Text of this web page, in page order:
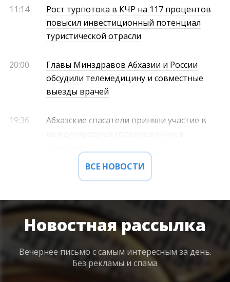
11:14
Рост турпотока в КЧР на 117 процентов
повысил инвестиционный потенциал
туристической отрасли
20:00
Главы Минздравов Абхазии и России
обсудили телемедицину и совместные
выезды врачей
19:36
Абхазские спасатели приняли участие в
ВСЕ НОВОСТИ
Новостная рассылка
Вечернее письмо с самым интересным за день.
Без рекламы и спама